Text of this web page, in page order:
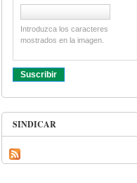
Introduzca los caracteres
mostrados en la imagen.
SINDICAR